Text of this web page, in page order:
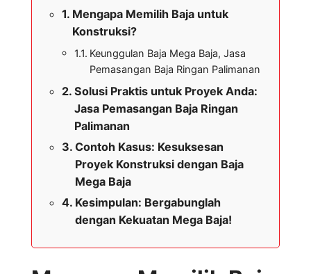
Mengapa Memilih Baja untuk
Konstruksi?
Keunggulan Baja Mega Baja, Jasa
Pemasangan Baja Ringan Palimanan
Solusi Praktis untuk Proyek Anda:
Jasa Pemasangan Baja Ringan
Palimanan
Contoh Kasus: Kesuksesan
Proyek Konstruksi dengan Baja
Mega Baja
Kesimpulan: Bergabunglah
dengan Kekuatan Mega Baja!